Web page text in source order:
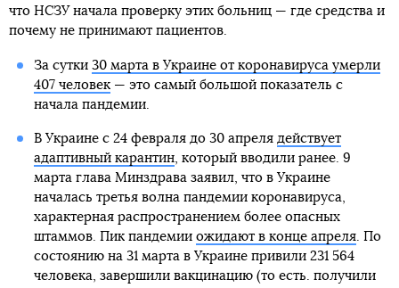
что НСЗУ начала проверку этих больниц — где средства и
почему не принимают пациентов.
За сутки 30 марта в Украине от коронавируса умерли
407 человек— это самый большой показатель с
начала пандемии.
В Украине с 24 февраля до 30 апреля действует
адаптивный карантин, который вводили ранее. 9
марта глава Минздрава заявил, что в Украине
началась третья волна пандемии коронавируса,
характерная распространением более опасных
штаммов. Пик пандемии ожидают в конце апреля. По
состоянию на 31 марта в Украине привили 231 564
человека, завершили вакцинацию (то есть. получили